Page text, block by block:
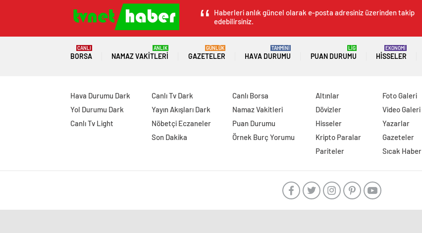
Haberleri anlık güncel olarak e-posta adresiniz üzerinden takip
edebilirsiniz.
BORSA
CANLI
NAMAZ VAKITLERI
ANLIK
GAZETELER
GÜNLÜK
HAVA DURUMU
TAHMİNİ
PUAN DURUMU
LİG
HISSELER
EKONOMİ
Hava Durumu Dark
Yol Durumu Dark
Canlı Tv Light
Canlı Tv Dark
Yayın Akışları Dark
Nöbetçi Eczaneler
Son Dakika
Canlı Borsa
Namaz Vakitleri
Puan Durumu
Örnek Burç Yorumu
Altınlar
Dövizler
Hisseler
Kripto Paralar
Pariteler
Foto Galeri
Video Galeri
Yazarlar
Gazeteler
Sıcak Haber